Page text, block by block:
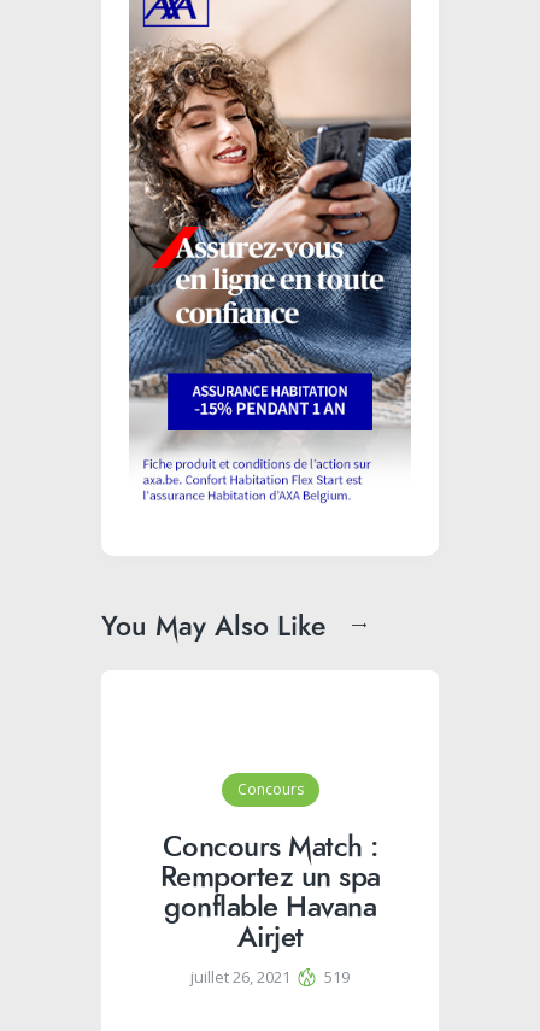
You May Also Like
Concours
Concours Match :
Remportez un spa
gonflable Havana
Airjet
juillet 26, 2021 519